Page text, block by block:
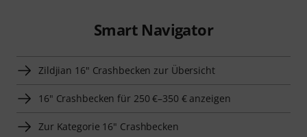
Smart Navigator
Zildjian 16" Crashbecken zur Übersicht
16" Crashbecken für 250 €–350 € anzeigen
Zur Kategorie 16" Crashbecken